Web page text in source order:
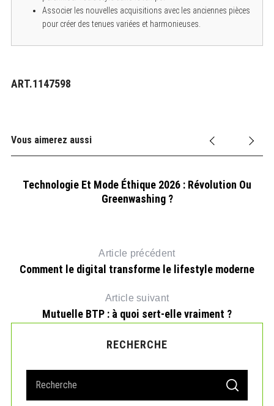
Associer les nouvelles acquisitions avec les anciennes pièces
pour créer des tenues variées et harmonieuses.
ART.1147598
Vous aimerez aussi
Technologie Et Mode Éthique 2026 : Révolution Ou
Greenwashing ?
Article précédent
Comment le digital transforme le lifestyle moderne
Article suivant
Mutuelle BTP : à quoi sert-elle vraiment ?
RECHERCHE
S
A